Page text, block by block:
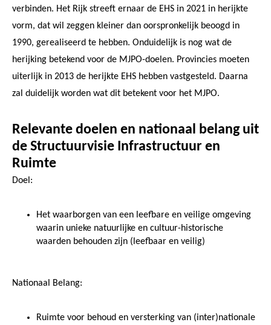
verbinden. Het Rijk streeft ernaar de EHS in 2021 in herijkte
vorm, dat wil zeggen kleiner dan oorspronkelijk beoogd in
1990, gerealiseerd te hebben. Onduidelijk is nog wat de
herijking betekend voor de MJPO-doelen. Provincies moeten
uiterlijk in 2013 de herijkte EHS hebben vastgesteld. Daarna
zal duidelijk worden wat dit betekent voor het MJPO.
Relevante doelen en nationaal belang uit
de Structuurvisie Infrastructuur en
Ruimte
Doel:
Het waarborgen van een leefbare en veilige omgeving
waarin unieke natuurlijke en cultuur-historische
waarden behouden zijn (leefbaar en veilig)
Nationaal Belang:
Ruimte voor behoud en versterking van (inter)nationale